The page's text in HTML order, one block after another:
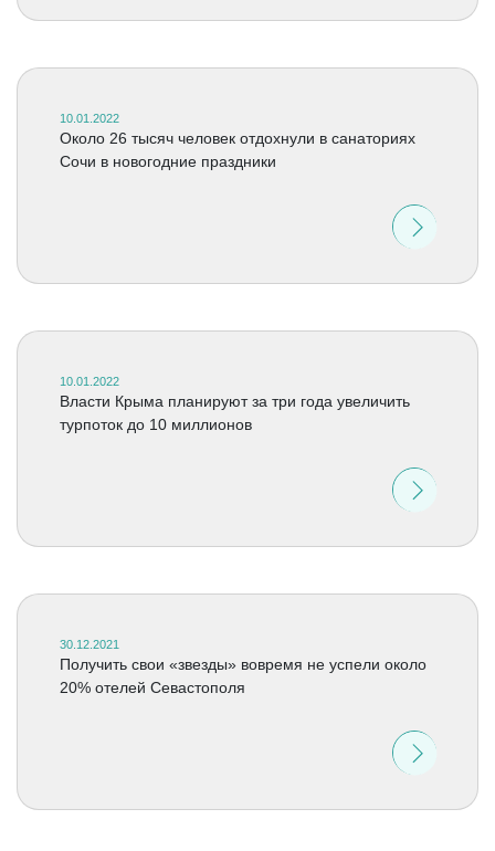
10.01.2022
Около 26 тысяч человек отдохнули в санаториях
Сочи в новогодние праздники
10.01.2022
Власти Крыма планируют за три года увеличить
турпоток до 10 миллионов
30.12.2021
Получить свои «звезды» вовремя не успели около
20% отелей Севастополя